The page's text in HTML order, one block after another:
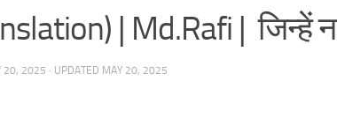
| Md.Rafi | जिन्हें
20, 2025 · UPDATED MAY 20, 2025